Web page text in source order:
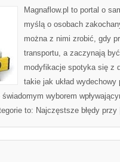
Magnaflow.pl to portal o
myślą o osobach
można z nimi zrobić, gdy
transportu, a zaczynają
modyfikacje spotyka się z
takie jak układ
wyborem
to: Najczęstsze błędy